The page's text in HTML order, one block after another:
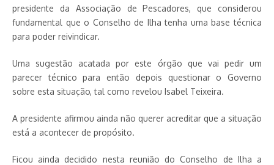
presidente da Associação de Pescadores, que considerou
fundamental que o Conselho de Ilha tenha uma base técnica
para poder reivindicar.
Uma sugestão acatada por este órgão que vai pedir um
parecer técnico para então depois questionar o Governo
sobre esta situação, tal como revelou Isabel Teixeira.
A presidente afirmou ainda não querer acreditar que a situação
está a acontecer de propósito.
Ficou ainda decidido nesta reunião do Conselho de Ilha a